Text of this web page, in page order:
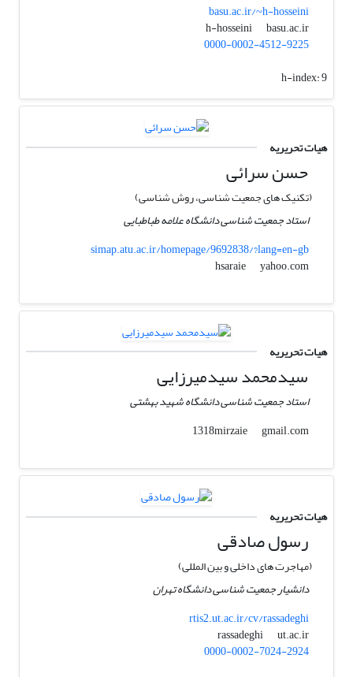
basu.ac.ir/~h-hosseini
h-hosseini
basu.ac.ir
0000-0002-4512-9225
h-index:9
هیات تحریریه
حسن سرائی
(تکنیک های جمعیت شناسی، روش شناسی)
استاد جمعیت شناسی دانشگاه علامه طباطبایی
simap.atu.ac.ir/homepage/9692838/?lang=en-gb
hsaraie
yahoo.com
هیات تحریریه
سیدمحمد سیدمیرزایی
استاد جمعیت شناسی دانشگاه شهید بهشتی
1318mirzaie
gmail.com
هیات تحریریه
رسول صادقی
(مهاجرت های داخلی و بین المللی)
دانشیار جمعیت شناسی دانشگاه تهران
rtis2.ut.ac.ir/cv/rassadeghi
rassadeghi
ut.ac.ir
0000-0002-7024-2924